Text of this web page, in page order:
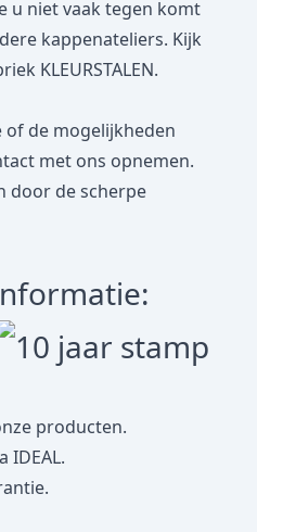
u niet vaak tegen komt
kappenateliers. Kijk
KLEURSTALEN.
de mogelijkheden
met ons opnemen.
door de scherpe
producten.
IDEAL.